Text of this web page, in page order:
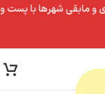
ارسال شیراز فوری و مابقی شهرها با پست و